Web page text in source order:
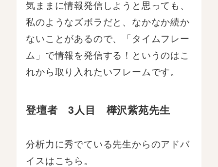
気ままに情報発信しようと思っても、
私のようなズボラだと、なかなか続か
ないことがあるので、「タイムフレー
ム」で情報を発信する！というのはこ
れから取り入れたいフレームです。
登壇者 3人目 樺沢紫苑先生
分析力に秀でている先生からのアドバ
イスはこちら。